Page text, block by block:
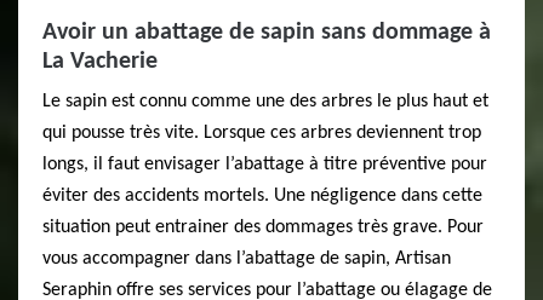
Avoir un abattage de sapin sans dommage à
La Vacherie
Le sapin est connu comme une des arbres le plus haut et
qui pousse très vite. Lorsque ces arbres deviennent trop
longs, il faut envisager l’abattage à titre préventive pour
éviter des accidents mortels. Une négligence dans cette
situation peut entrainer des dommages très grave. Pour
vous accompagner dans l’abattage de sapin, Artisan
Seraphin offre ses services pour l’abattage ou élagage de